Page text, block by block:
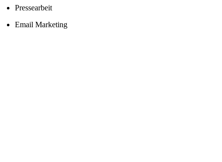
Pressearbeit
Email Marketing